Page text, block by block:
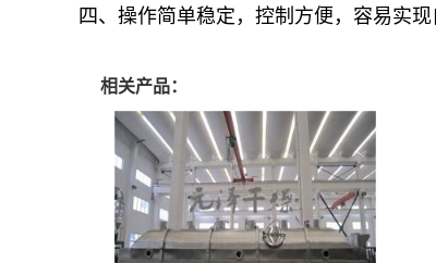
四、操作简单稳定，控制方便，容易实现
相关产品：